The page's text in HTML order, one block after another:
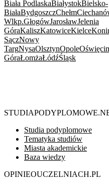
Biała PodlaskaBiałystokBielsko-
BiałaBydgoszczChełm
Wlkp.GłogówJarosławJelenia
GóraKaliszKatowiceKielce
SączNowy
TargNysaOlsztynOpole
GóraŁomżaŁódźŚląsk
Studia podyplomowe
Tematyka studiów
Miasta akademickie
Baza wiedzy
OPINIEOUCZELNIACH.PL